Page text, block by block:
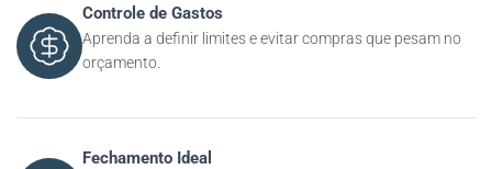
Controle de Gastos
Aprenda a definir limites e evitar compras que pesam no
orçamento.
Fechamento Ideal